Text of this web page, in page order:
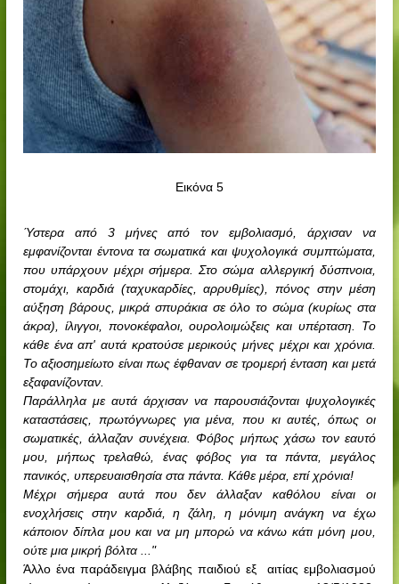
Εικόνα 5
Ύστερα από 3 μήνες από τον εμβολιασμό, άρχισαν να
εμφανίζονται έντονα τα σωματικά και ψυχολογικά συμπτώματα,
που υπάρχουν μέχρι σήμερα. Στο σώμα αλλεργική δύσπνοια,
στομάχι, καρδιά (ταχυκαρδίες, αρρυθμίες), πόνος στην μέση
αύξηση βάρους, μικρά σπυράκια σε όλο το σώμα (κυρίως στα
άκρα), ίλιγγοι, πονοκέφαλοι, ουρολοιμώξεις και υπέρταση. Το
κάθε ένα απ' αυτά κρατούσε μερικούς μήνες μέχρι και χρόνια.
Το αξιοσημείωτο είναι πως έφθαναν σε τρομερή ένταση και μετά
εξαφανίζονταν.
Παράλληλα με αυτά άρχισαν να παρουσιάζονται ψυχολογικές
καταστάσεις, πρωτόγνωρες για μένα, που κι αυτές, όπως οι
σωματικές, άλλαζαν συνέχεια. Φόβος μήπως χάσω τον εαυτό
μου, μήπως τρελαθώ, ένας φόβος για τα πάντα, μεγάλος
πανικός, υπερευαισθησία στα πάντα. Κάθε μέρα, επί χρόνια!
Μέχρι σήμερα αυτά που δεν άλλαξαν καθόλου είναι οι
ενοχλήσεις στην καρδιά, η ζάλη, η μόνιμη ανάγκη να έχω
κάποιον δίπλα μου και να μη μπορώ να κάνω κάτι μόνη μου,
ούτε μια μικρή βόλτα ..."
Άλλο ένα παράδειγμα βλάβης παιδιού εξ
αιτίας εμβολιασμού